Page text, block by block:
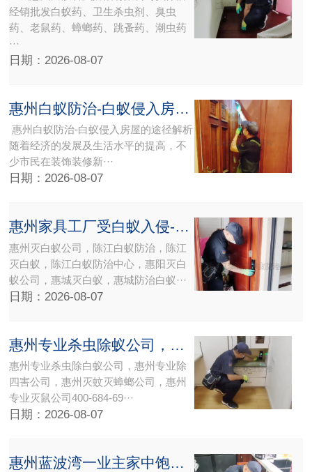
经销批发白蚁药、卫生杀虫剂、臭虫
药、老鼠药、蟑螂药、跳蚤药、潮虫药
···
日期：2026-08-07
惠州白蚁防治-白蚁侵入房屋的途径解析
惠州白蚁防治-白蚁侵入房屋的途径解析
随着经济的发展及生活水平的提高，不
少市民在装饰装修新···
日期：2026-08-07
惠州家具工厂受白蚁入侵-惠州灭白蚁，陈江灭白蚁
惠州灭白蚁公司，陈江白蚁防治，陈江
灭白蚁，陈江白蚁防治中心，惠阳灭白
蚁公司，惠城灭白蚁，惠城防治白蚁···
日期：2026-08-07
惠州专业杀虫除蚁公司，惠州专业除四害公司，惠州灭蚊灭蟑螂公司，
惠州专业杀虫除白蚁公司，惠州专业除
四害公司，惠州灭蚊灭蟑螂公司，惠州
专业灭鼠公司400-684-69···
日期：2026-08-07
惠州蓝波湾一业主家中饱受白蚁搔扰-惠州灭白蚁公司